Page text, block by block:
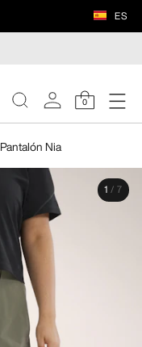
ES
0
Pantalón Nia
1 / 7